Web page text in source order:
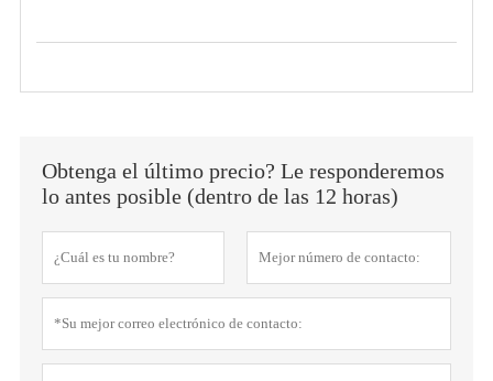
Obtenga el último precio? Le responderemos
lo antes posible (dentro de las 12 horas)